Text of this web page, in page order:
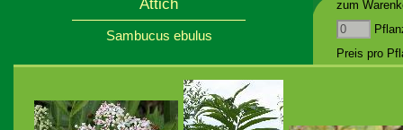
Attich
Sambucus ebulus
zum
Preis pro